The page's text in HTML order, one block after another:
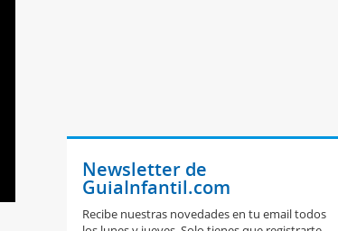
Newsletter de
GuiaInfantil.com
Recibe nuestras novedades en tu email todos